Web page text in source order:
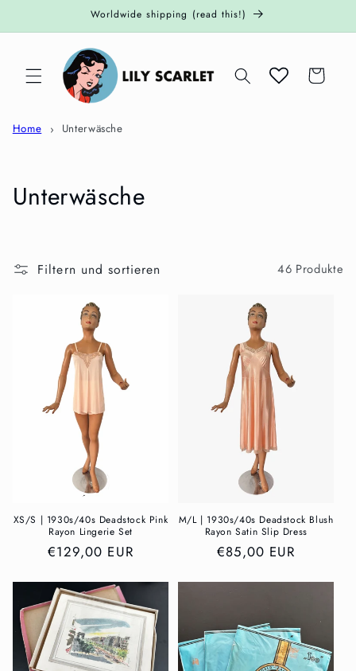
Inhalt
Worldwide shipping (read this!)
Warenkorb
Home Unterwäsche
K
t
Unterwäsche
Filtern und sortieren 46 Produkte
XS/S | 1930s/40s Deadstock Pink
Rayon Lingerie Set
Normaler
€129,00 EUR
M/L | 1930s/40s Deadstock Blush
Rayon Satin Slip Dress
Normaler
€85,00 EUR